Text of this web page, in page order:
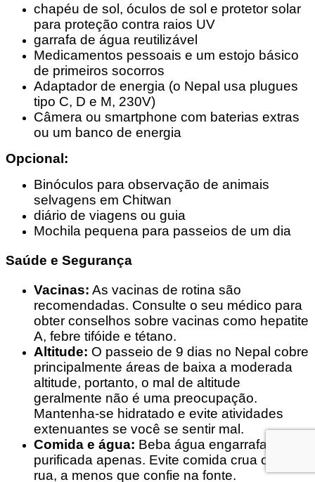
chapéu de sol, óculos de sol e protetor solar
para proteção contra raios UV
garrafa de água reutilizável
Medicamentos pessoais e um estojo básico
de primeiros socorros
Adaptador de energia (o Nepal usa plugues
tipo C, D e M, 230V)
Câmera ou smartphone com baterias extras
ou um banco de energia
Opcional:
Binóculos para observação de animais
selvagens em Chitwan
diário de viagens ou guia
Mochila pequena para passeios de um dia
Saúde e Segurança
Vacinas: As vacinas de rotina são
recomendadas. Consulte o seu médico para
obter conselhos sobre vacinas como hepatite
A, febre tifóide e tétano.
Altitude: O passeio de 9 dias no Nepal cobre
principalmente áreas de baixa a moderada
altitude, portanto, o mal de altitude
geralmente não é uma preocupação.
Mantenha-se hidratado e evite atividades
extenuantes se você se sentir mal.
Comida e água: Beba água engarrafada ou
purificada apenas. Evite comida crua ou de
rua, a menos que confie na fonte.